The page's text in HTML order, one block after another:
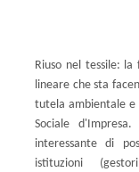
Riuso nel tessile:
lineare che sta
tutela ambientale e
Sociale
interessante di
istituzioni